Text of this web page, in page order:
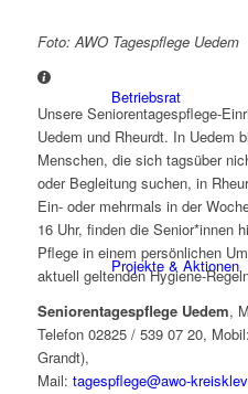
Betriebsrat
Projekte & Aktionen
Foto: AWO Tagespflege Uedem
Unsere Seniorentagespflege-
Uedem und Rheurdt. In Uedem
Menschen, die sich tagsüber
oder Begleitung suchen, in
Ein- oder mehrmals in der
16 Uhr, finden die Senior*innen
Pflege in einem persönlichen
aktuell geltenden Hygiene-
Seniorentagespflege Uedem,
Telefon 02825 / 539 07 20,
Grandt),
Mail: tagespflege@awo-